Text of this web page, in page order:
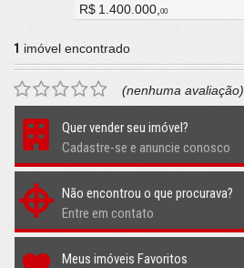
R$ 1.400.000, 00
1 imóvel encontrado
(nenhuma avaliação)
Quer vender seu imóvel?
Cadastre-se e anuncie conosco
Não encontrou o que procurava?
Entre em contato
Meus imóveis Favoritos